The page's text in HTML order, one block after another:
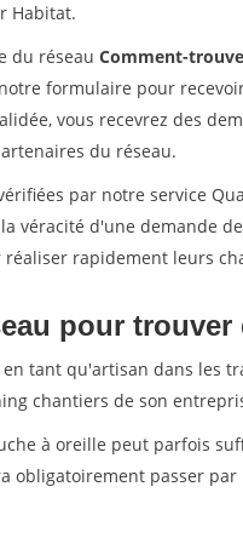
Habitat.
du réseau Comment-
formulaire pour
vous recevrez des
du réseau.
par notre service
véracité d'une demande
rapidement leurs
pour
tant qu'artisan dans les
chantiers de son
à oreille peut parfois
obligatoirement passer